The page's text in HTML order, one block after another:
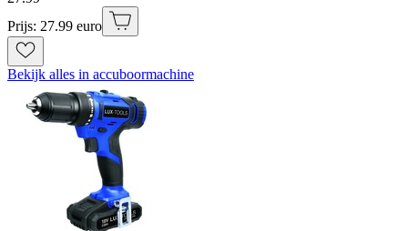
Prijs: 27.99 euro
Bekijk alles in accuboormachine